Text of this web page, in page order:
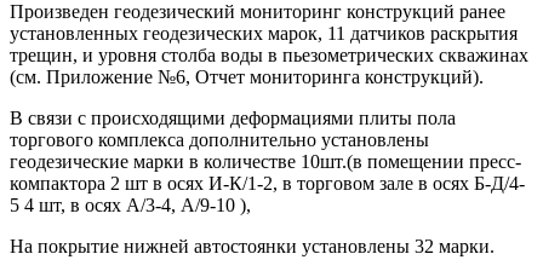
Произведен геодезический мониторинг конструкций ранее
установленных геодезических марок, 11 датчиков раскрытия
трещин, и уровня столба воды в пьезометрических скважинах
(см. Приложение №6, Отчет мониторинга конструкций).
В связи с происходящими деформациями плиты пола
торгового комплекса дополнительно установлены
геодезические марки в количестве 10шт.(в помещении пресс-
компактора 2 шт в осях И-К/1-2, в торговом зале в осях Б-Д/4-
5 4 шт, в осях А/3-4, А/9-10 ),
На покрытие нижней автостоянки установлены 32 марки.